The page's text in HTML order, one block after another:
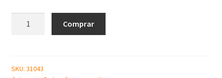
Noel
Comprar
SKU: 31043